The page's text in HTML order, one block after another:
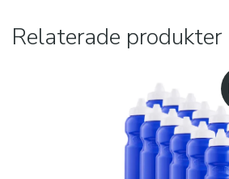
Relaterade produkter